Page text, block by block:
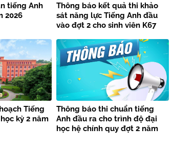
tiếng Anh
2026
Thông báo kết quả thi khảo
sát năng lực Tiếng Anh đầu
vào đợt 2 cho sinh viên K67
Tiếng
kỳ 2 năm
Thông báo thi chuẩn tiếng
Anh đầu ra cho trình độ đại
học hệ chính quy đợt 2 năm